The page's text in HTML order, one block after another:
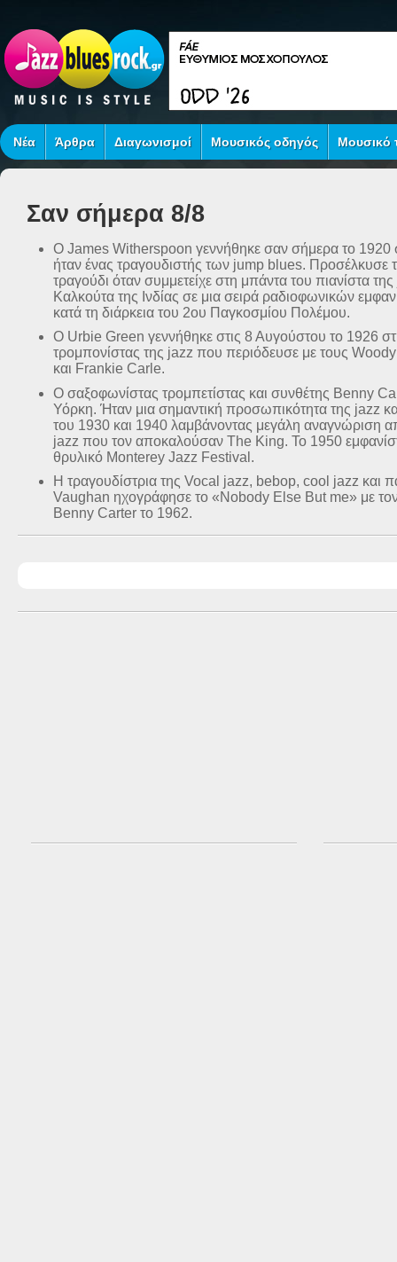
Νέα Άρθρα Διαγωνισμοί Μουσικός οδηγός Μουσικό
Σαν σήμερα 8/8
Ο James Witherspoon γεννήθηκε σαν σήμερα το 1920
ήταν ένας τραγουδιστής των jump blues.
τραγούδι όταν συμμετείχε στη μπάντα του πιανίστα
Καλκούτα της Ινδίας σε μια σειρά ραδιοφωνικών
κατά τη διάρκεια του 2ου Παγκοσμίου Πολέμου.
Ο Urbie Green γεννήθηκε στις 8 Αυγούστου το 1926
τρομπονίστας της jazz που περιόδευσε με τους
και Frankie Carle.
Ο σαξοφωνίστας τρομπετίστας και συνθέτης Benny
Υόρκη. Ήταν μια σημαντική προσωπικότητα της jazz
του 1930 και 1940 λαμβάνοντας μεγάλη αναγνώριση
jazz που τον αποκαλούσαν The King. Το 1950
θρυλικό Monterey Jazz Festival.
Η τραγουδίστρια της Vocal jazz, bebop, cool jazz και
Vaughan ηχογράφησε το «Nobody Else But me» με
Benny Carter το 1962.